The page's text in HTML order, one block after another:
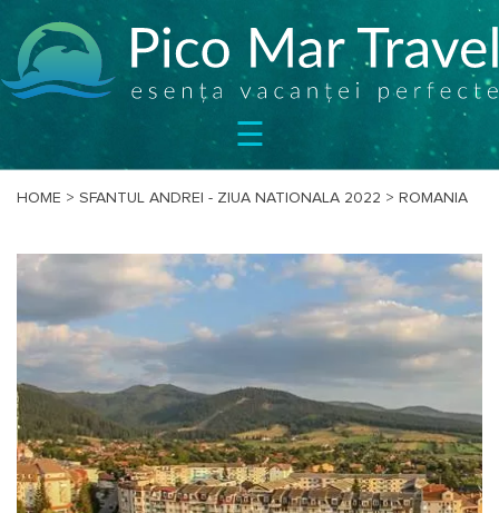
☰
SEJURURI
BILETE
DESPRE
CONTACT
HOME > SFANTUL ANDREI - ZIUA NATIONALA 2022 > ROMANIA